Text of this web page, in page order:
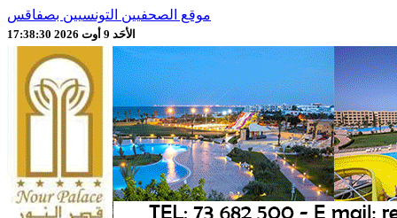
موقع الصحفيين التونسيين بصفاقس
الأحَد 9 أوت 2026 17:38:32